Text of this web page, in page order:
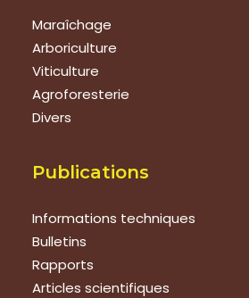
Maraîchage
Arboriculture
Viticulture
Agroforesterie
Divers
Publications
Informations techniques
Bulletins
Rapports
Articles scientifiques